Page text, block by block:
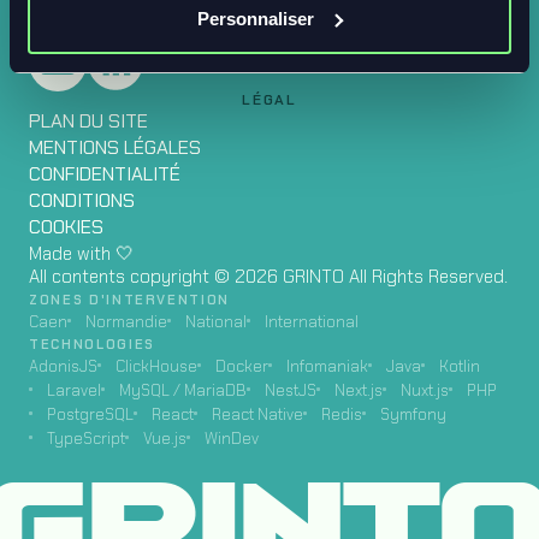
Personnaliser
LÉGAL
PLAN DU SITE
MENTIONS LÉGALES
CONFIDENTIALITÉ
CONDITIONS
COOKIES
Made with 🤍
All contents copyright © 2026 GRINTO All Rights Reserved.
ZONES D'INTERVENTION
Caen Normandie National International
TECHNOLOGIES
AdonisJS ClickHouse Docker Infomaniak Java
Kotlin
Laravel
MySQL / MariaDB NestJS Next.js Nuxt.js
PHP
PostgreSQL
React React Native Redis
Symfony
TypeScript
Vue.js WinDev